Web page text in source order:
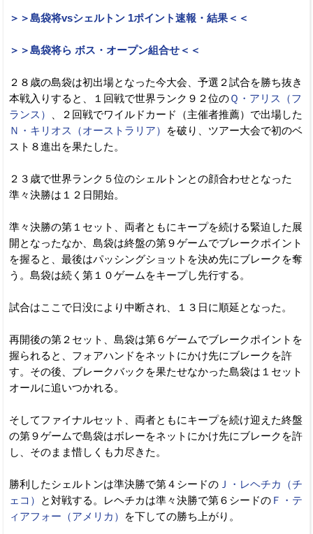
＞＞島袋将vsシェルトン 1ポイント速報・結果＜＜
＞＞島袋将ら ボス・オープン組合せ＜＜
２８歳の島袋は初出場となった今大会、予選２試合を勝ち抜き
本戦入りすると、１回戦で世界ランク９２位のＱ・アリス（フ
ランス）
、２回戦でワイルドカード（主催者推薦）で出場した
Ｎ・キリオス（オーストラリア）
を破り、ツアー大会で初のベ
スト８進出を果たした。
２３歳で世界ランク５位のシェルトンとの顔合わせとなった
準々決勝は１２日開始。
準々決勝の第１セット、両者ともにキープを続ける緊迫した展
開となったなか、島袋は終盤の第９ゲームでブレークポイント
を握ると、最後はパッシングショットを決め先にブレークを奪
う。島袋は続く第１０ゲームをキープし先行する。
試合はここで日没により中断され、１３日に順延となった。
再開後の第２セット、島袋は第６ゲームでブレークポイントを
握られると、フォアハンドをネットにかけ先にブレークを許
す。その後、ブレークバックを果たせなかった島袋は１セット
オールに追いつかれる。
そしてファイナルセット、両者ともにキープを続け迎えた終盤
の第９ゲームで島袋はボレーをネットにかけ先にブレークを許
し、そのまま惜しくも力尽きた。
勝利したシェルトンは準決勝で第４シードの Ｊ・レヘチカ（チ
ェコ）
と対戦する。レヘチカは準々決勝で第６シードの Ｆ・テ
ィアフォー（アメリカ）
を下しての勝ち上がり。